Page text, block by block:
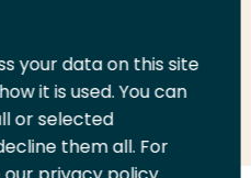
Print
your data on this site
it is used. You can
or selected
them all. For